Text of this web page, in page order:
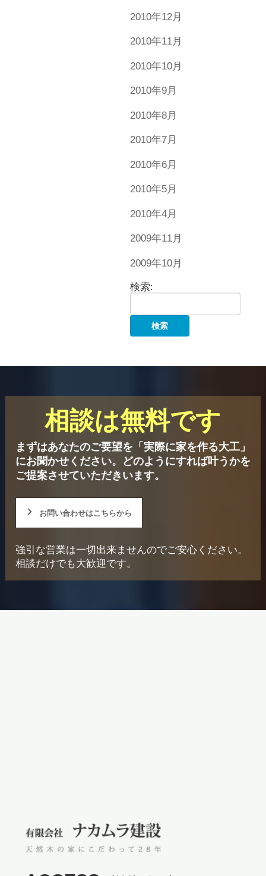
2010年12月
2010年11月
2010年10月
2010年9月
2010年8月
2010年7月
2010年6月
2010年5月
2010年4月
2009年11月
2009年10月
検索:
相談は無料です
まずはあなたのご要望を「実際に家を作る大工」
にお聞かせください。
どのようにすれば叶うかを
ご提案させていただきいます。
お問い合わせはこちらから
強引な営業は一切出来ませんのでご安心ください。
相談だけでも大歓迎です。